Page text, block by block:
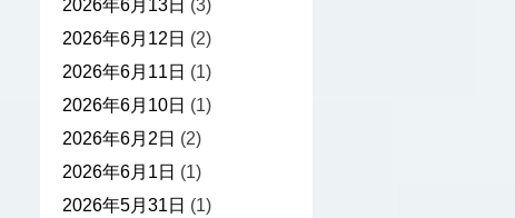
2026年6月13日 (3)
2026年6月12日 (2)
2026年6月11日 (1)
2026年6月10日 (1)
2026年6月2日 (2)
2026年6月1日 (1)
2026年5月31日 (1)